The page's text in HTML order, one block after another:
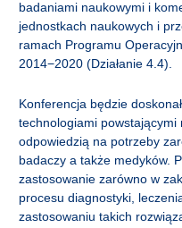
badaniami naukowymi i
jednostkach naukowych i
ramach Programu
2014−2020 (Działanie 4.4).
Konferencja będzie
technologiami
odpowiedzią na potrzeby
badaczy a także medyków.
zastosowanie zarówno w
procesu diagnostyki,
zastosowaniu takich